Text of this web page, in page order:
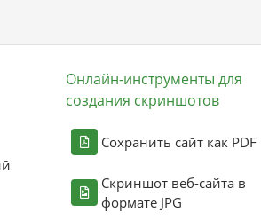
Онлайн-инструменты для
создания скриншотов
Сохранить сайт как PDF
Скриншот веб-сайта в
формате JPG